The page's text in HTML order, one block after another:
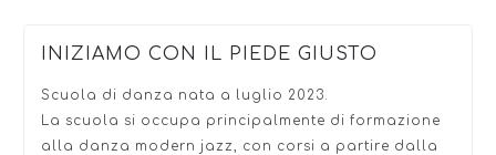
INIZIAMO CON IL PIEDE GIUSTO
Scuola di danza nata a luglio 2023.
La scuola si occupa principalmente di formazione
alla danza modern jazz, con corsi a partire dalla